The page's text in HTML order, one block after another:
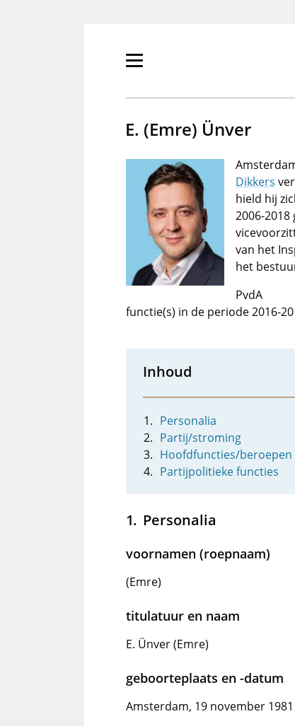
Primair
tonen/verbergen
E. (Emre) Ünver
Dikkers
hield hij
2006-
van het
het
PvdA
functie(s) in de periode 2016-
Inhoud
Personalia
Partij/stroming
Hoofdfuncties/beroepen
Partijpolitieke functies
Personalia
voornamen (roepnaam)
(Emre)
titulatuur en naam
E. Ünver (Emre)
geboorteplaats en -datum
Amsterdam, 19 november 1981